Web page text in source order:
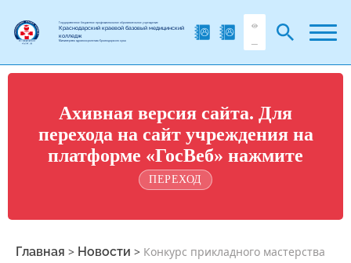
Государственное бюджетное профессиональное образовательное учреждение
Краснодарский краевой базовый медицинский
колледж
Министерства здравоохранения Краснодарского края
Ахивная версия сайта. Для
перехода на сайт учреждения на
платформе «ГосВеб» нажмите
ПЕРЕХОД
Главная > Новости > Конкурс прикладного мастерства